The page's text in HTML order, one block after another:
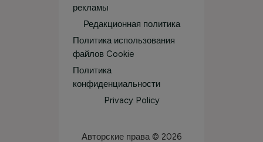
рекламы
Редакционная политика
Политика использования
файлов Cookie
Политика
конфиденциальности
Privacy Policy
Авторские права © 2026